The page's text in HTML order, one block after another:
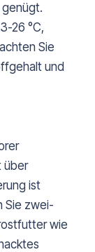
26 °C,
Sie
und
über
ist
Sie zwei-
wie